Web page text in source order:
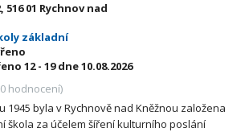
516 01 Rychnov nad
základní
12 - 19dne 10.08.2026
0 hodnocení)
1945 byla v Rychnově nad Kněžnou založena
škola za účelem šíření kulturního poslání